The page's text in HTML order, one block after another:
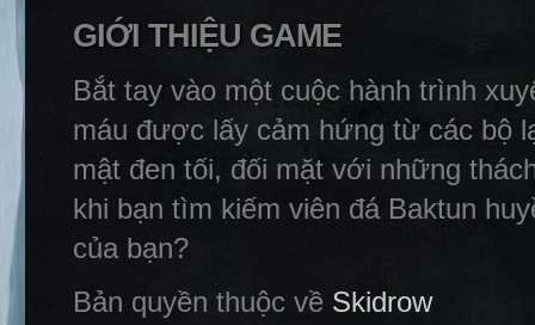
GIỚI THIỆU GAME
Bắt tay vào một cuộc hành trình
máu được lấy cảm hứng từ các bộ
mật đen tối, đối mặt với những
khi bạn tìm kiếm viên đá Baktun
của bạn?
Bản quyền thuộc về Skidrow